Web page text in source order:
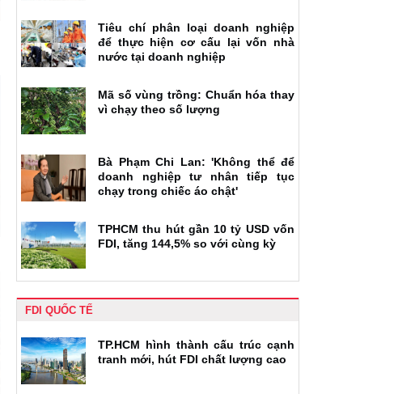
Tiêu chí phân loại doanh nghiệp
để thực hiện cơ cấu lại vốn nhà
nước tại doanh nghiệp
Mã số vùng trồng: Chuẩn hóa thay
vì chạy theo số lượng
Bà Phạm Chi Lan: 'Không thể để
doanh nghiệp tư nhân tiếp tục
chạy trong chiếc áo chật'
TPHCM thu hút gần 10 tỷ USD vốn
FDI, tăng 144,5% so với cùng kỳ
FDI QUỐC TẾ
TP.HCM hình thành cấu trúc cạnh
tranh mới, hút FDI chất lượng cao